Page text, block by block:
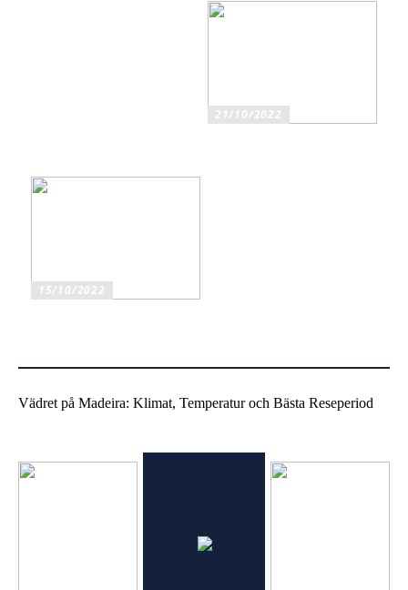
21/10/2022
15/10/2022
Vädret på Madeira: Klimat, Temperatur och Bästa Reseperiod